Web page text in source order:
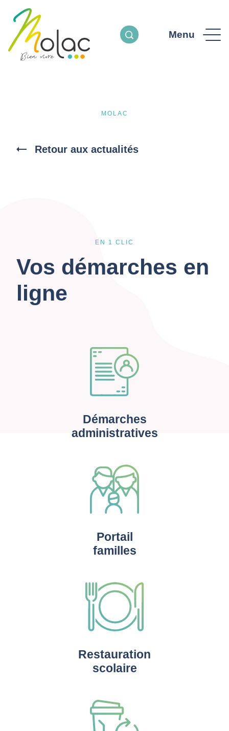
Menu
MOLAC
Retour aux actualités
EN 1 CLIC
Vos démarches en
ligne
Démarches
administratives
Portail
familles
Restauration
scolaire